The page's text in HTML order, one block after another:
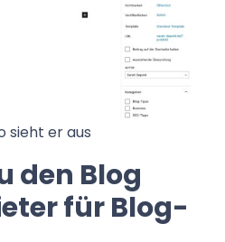
sieht er aus
den Blog
für Blog-